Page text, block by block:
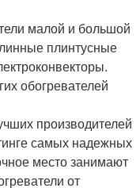
малой и большой
плинтусные
обогревателей
производителей
самых надежных
место занимают
от